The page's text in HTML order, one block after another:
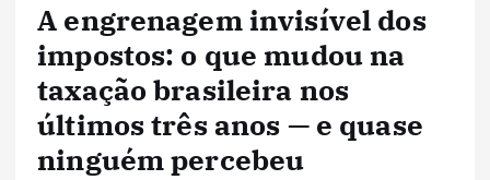
A engrenagem invisível dos
impostos: o que mudou na
taxação brasileira nos
últimos três anos — e quase
ninguém percebeu